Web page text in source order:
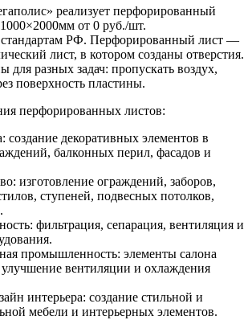
реализует перфорированный
от 0 руб./шт.
РФ. Перфорированный лист —
лист, в котором созданы отверстия.
для разных задач: пропускать воздух,
поверхность пластины.
перфорированных листов:
создание декоративных элементов в
балконных перил, фасадов и
изготовление ограждений, заборов,
ступеней, подвесных потолков,
фильтрация, сепарация, вентиляция и
промышленность: элементы салона
вентиляции и охлаждения
интерьера: создание стильной и
мебели и интерьерных элементов.